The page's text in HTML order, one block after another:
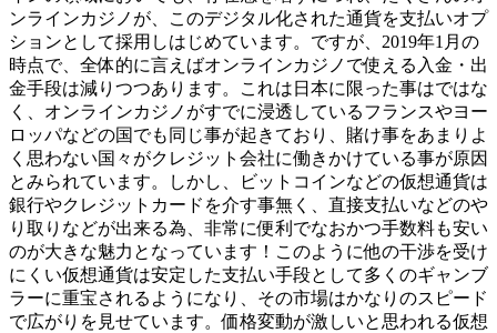
ンラインカジノが、このデジタル化された通貨を支払いオプ
ションとして採用しはじめています。ですが、2019年1月の
時点で、全体的に言えばオンラインカジノで使える入金・出
金手段は減りつつあります。これは日本に限った事はではな
く、オンラインカジノがすでに浸透しているフランスやヨー
ロッパなどの国でも同じ事が起きており、賭け事をあまりよ
く思わない国々がクレジット会社に働きかけている事が原因
とみられています。しかし、ビットコインなどの仮想通貨は
銀行やクレジットカードを介す事無く、直接支払いなどのや
り取りなどが出来る為、非常に便利でなおかつ手数料も安い
のが大きな魅力となっています！このように他の干渉を受け
にくい仮想通貨は安定した支払い手段として多くのギャンブ
ラーに重宝されるようになり、その市場はかなりのスピード
で広がりを見せています。価格変動が激しいと思われる仮想